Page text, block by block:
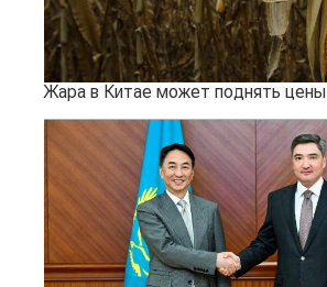
Жара в Китае может поднять цены